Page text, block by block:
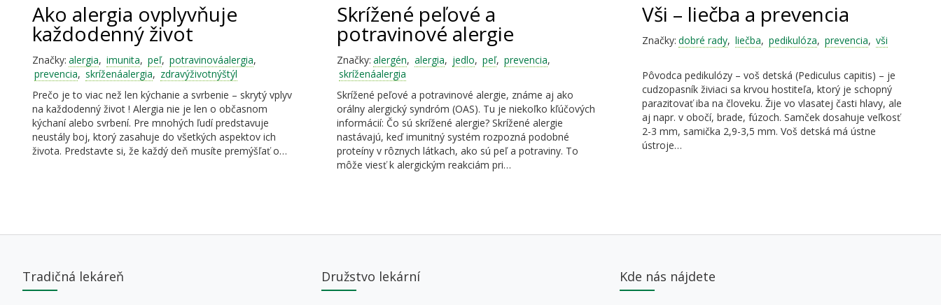
Ako alergia ovplyvňuje
každodenný život
Značky: alergia, imunita, peľ, potravinováalergia,
prevencia, skríženáalergia, zdravýživotnýštýl
Prečo je to viac než len kýchanie a svrbenie – skrytý vplyv
na každodenný život ! Alergia nie je len o občasnom
kýchaní alebo svrbení. Pre mnohých ľudí predstavuje
neustály boj, ktorý zasahuje do všetkých aspektov ich
života. Predstavte si, že každý deň musíte premýšľať o…
Skrížené peľové a
potravinové alergie
Značky: alergén, alergia, jedlo, peľ, prevencia,
skríženáalergia
Skrížené peľové a potravinové alergie, známe aj ako
orálny alergický syndróm (OAS). Tu je niekoľko kľúčových
informácií: Čo sú skrížené alergie? Skrížené alergie
nastávajú, keď imunitný systém rozpozná podobné
proteíny v rôznych látkach, ako sú peľ a potraviny. To
môže viesť k alergickým reakciám pri…
Vši – liečba a prevencia
Značky: dobré rady, liečba, pedikulóza, prevencia, vši
Pôvodca pedikulózy – voš detská (Pediculus capitis) – je
cudzopasník živiaci sa krvou hostiteľa, ktorý je schopný
parazitovať iba na človeku. Žije vo vlasatej časti hlavy, ale
aj napr. v obočí, brade, fúzoch. Samček dosahuje veľkosť
2-3 mm, samička 2,9-3,5 mm. Voš detská má ústne
ústroje…
Tradičná lekáreň Družstvo lekární Kde nás nájdete